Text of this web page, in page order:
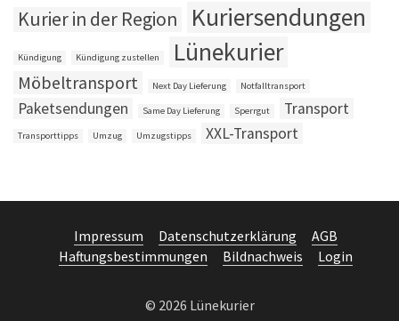
Kurier in der Region Kuriersendungen
Kündigung Kündigung zustellen Lünekurier
Möbeltransport Next Day Lieferung Notfalltransport
Paketsendungen Same Day Lieferung Sperrgut Transport
Transporttipps Umzug Umzugstipps XXL-Transport
Impressum Datenschutzerklärung
AGB
Haftungsbestimmungen
Bildnachweis Login
© 2026 Lünekurier